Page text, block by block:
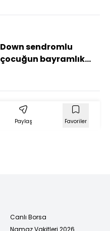
Down sendromlu
çocuğun bayramlık
Paylaş Favoriler
Canlı Borsa
Namaz Vakitleri 2026